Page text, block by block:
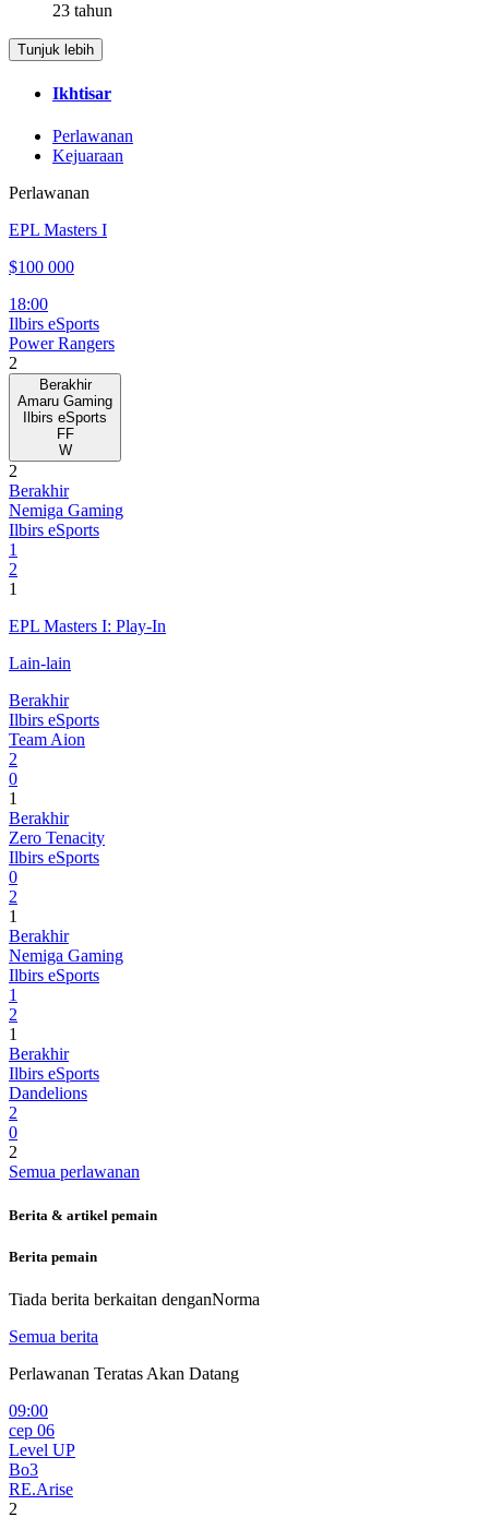
23 tahun
Tunjuk lebih
Ikhtisar
Perlawanan
Kejuaraan
Perlawanan
EPL Masters I
$100 000
18:00
Ilbirs eSports
Power Rangers
2
Berakhir
Amaru Gaming
Ilbirs eSports
FF
W
2
Berakhir
Nemiga Gaming
Ilbirs eSports
1
2
1
EPL Masters I: Play-In
Lain-lain
Berakhir
Ilbirs eSports
Team Aion
2
0
1
Berakhir
Zero Tenacity
Ilbirs eSports
0
2
1
Berakhir
Nemiga Gaming
Ilbirs eSports
1
2
1
Berakhir
Ilbirs eSports
Dandelions
2
0
2
Semua perlawanan
Berita & artikel pemain
Berita pemain
Tiada berita berkaitan denganNorma
Semua berita
Perlawanan Teratas Akan Datang
09:00
сер 06
Level UP
Bo3
RE.Arise
2